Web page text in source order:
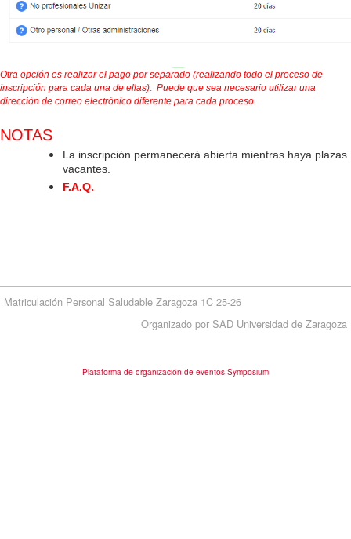
Otra opción es realizar el pago por separado (realizando todo el proceso de
inscripción para cada una de ellas). Puede que sea necesario utilizar una
dirección de correo electrónico diferente para cada proceso.
NOTAS
La inscripción permanecerá abierta mientras haya plazas
vacantes.
F.A.Q.
Matriculación Personal Saludable Zaragoza 1C 25-26
Organizado por SAD Universidad de Zaragoza
Plataforma de organización de eventos Symposium